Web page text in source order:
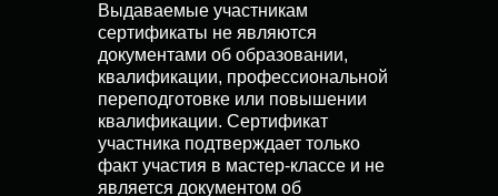
Выдаваемые участникам
сертификаты не являются
документами об образовании,
квалификации, профессиональной
переподготовке или повышении
квалификации. Сертификат
участника подтверждает только
факт участия в мастер-классе и не
является документом об